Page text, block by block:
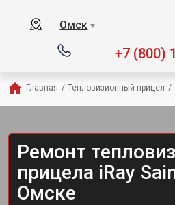
Омск ▼
+7 (800)
Главная / Тепловизионный прицел /
Ремонт
прицела iRay
Омске